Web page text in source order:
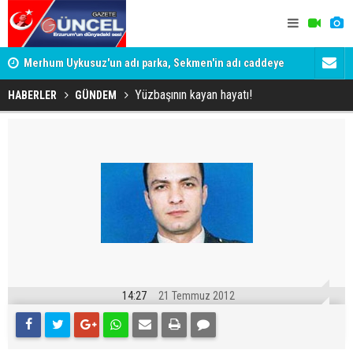
Merhum Uykusuz'un adı parka, Sekmen'in adı caddeye
verildi
HABERLER GÜNDEM Yüzbaşının kayan hayatı!
14:27 21 Temmuz 2012